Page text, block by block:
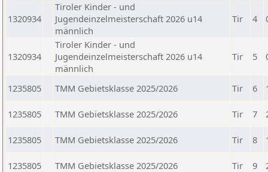
1320934
Tiroler Kinder - und
Jugendeinzelmeisterschaft 2026 u14
männlich
Tir 4
1320934
Tiroler Kinder - und
Jugendeinzelmeisterschaft 2026 u14
männlich
Tir 5
1235805 TMM Gebietsklasse 2025/2026 Tir 6
1235805 TMM Gebietsklasse 2025/2026 Tir 7
1235805 TMM Gebietsklasse 2025/2026 Tir 8
1235805 TMM Gebietsklasse 2025/2026 Tir 9